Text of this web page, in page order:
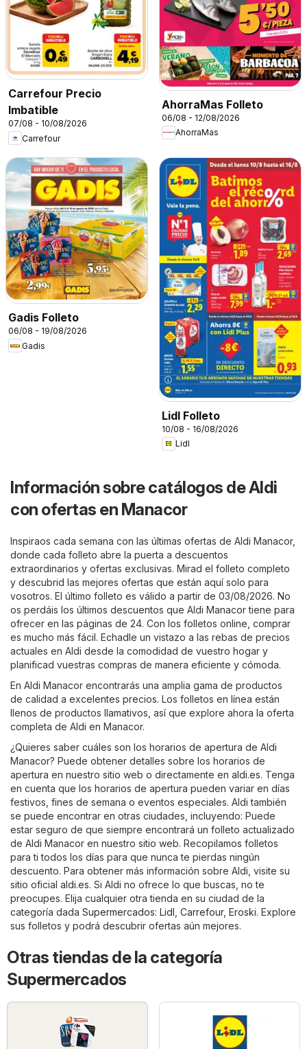
Carrefour Precio
Imbatible
07/08 - 10/08/2026
Carrefour
AhorraMas Folleto
06/08 - 12/08/2026
AhorraMas
Gadis Folleto
06/08 - 19/08/2026
Gadis
Lidl Folleto
10/08 - 16/08/2026
Lidl
Información sobre catálogos de Aldi
con ofertas en Manacor
Inspiraos cada semana con las últimas ofertas de Aldi Manacor,
donde cada folleto abre la puerta a descuentos
extraordinarios y ofertas exclusivas. Mirad el folleto completo
y descubrid las mejores ofertas que están aquí solo para
vosotros. El último folleto es válido a partir de 03/08/2026. No
os perdáis los últimos descuentos que Aldi Manacor tiene para
ofrecer en las páginas de 24. Con los folletos online, comprar
es mucho más fácil. Echadle un vistazo a las rebas de precios
actuales en Aldi desde la comodidad de vuestro hogar y
planificad vuestras compras de manera eficiente y cómoda.
En Aldi Manacor encontrarás una amplia gama de productos
de calidad a excelentes precios. Los folletos en línea están
llenos de productos llamativos, así que explore ahora la oferta
completa de Aldi en Manacor.
¿Quieres saber cuáles son los horarios de apertura de Aldi
Manacor? Puede obtener detalles sobre los horarios de
apertura en nuestro sitio web o directamente en aldi.es. Tenga
en cuenta que los horarios de apertura pueden variar en días
festivos, fines de semana o eventos especiales. Aldi también
se puede encontrar en otras ciudades, incluyendo: Puede
estar seguro de que siempre encontrará un folleto actualizado
de Aldi Manacor en nuestro sitio web. Recopilamos folletos
para ti todos los días para que nunca te pierdas ningún
descuento. Para obtener más información sobre Aldi, visite su
sitio oficial aldi.es. Si Aldi no ofrece lo que buscas, no te
preocupes. Elija cualquier otra tienda en su ciudad de la
categoría dada Supermercados: Lidl Carrefour, Eroski. Explore
sus folletos y podrá descubrir ofertas aún mejores.
Otras tiendas de la categoría
Supermercados